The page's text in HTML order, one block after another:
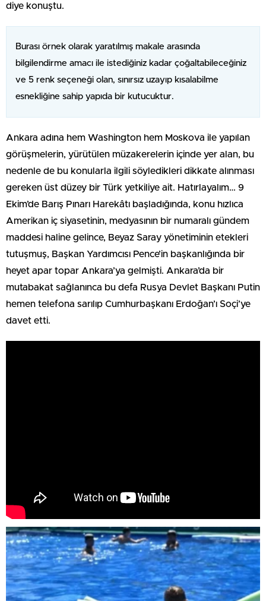
diye konuştu.
Burası örnek olarak yaratılmış makale arasında
bilgilendirme amacı ile istediğiniz kadar çoğaltabileceğiniz
ve 5 renk seçeneği olan, sınırsız uzayıp kısalabilme
esnekliğine sahip yapıda bir kutucuktur.
Ankara adına hem Washington hem Moskova ile yapılan
görüşmelerin, yürütülen müzakerelerin içinde yer alan, bu
nedenle de bu konularla ilgili söyledikleri dikkate alınması
gereken üst düzey bir Türk yetkiliye ait. Hatırlayalım… 9
Ekim’de Barış Pınarı Harekâtı başladığında, konu hızlıca
Amerikan iç siyasetinin, medyasının bir numaralı gündem
maddesi haline gelince, Beyaz Saray yönetiminin etekleri
tutuşmuş, Başkan Yardımcısı Pence’in başkanlığında bir
heyet apar topar Ankara’ya gelmişti. Ankara’da bir
mutabakat sağlanınca bu defa Rusya Devlet Başkanı Putin
hemen telefona sarılıp Cumhurbaşkanı Erdoğan’ı Soçi’ye
davet etti.